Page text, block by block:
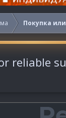
Покупка
reliable